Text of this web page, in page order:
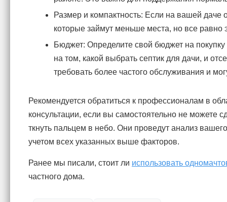
Размер и компактность: Если на вашей даче
которые займут меньше места, но все
Бюджет: Определите свой бюджет на покупку
на том, какой выбрать септик для дачи, и
требовать более частого обслуживания и
Рекомендуется обратиться к профессионалам в
консультации, если вы самостоятельно не можете
ткнуть пальцем в небо. Они проведут анализ
учетом всех указанных выше факторов.
Ранее мы писали, стоит ли использовать
частного дома.